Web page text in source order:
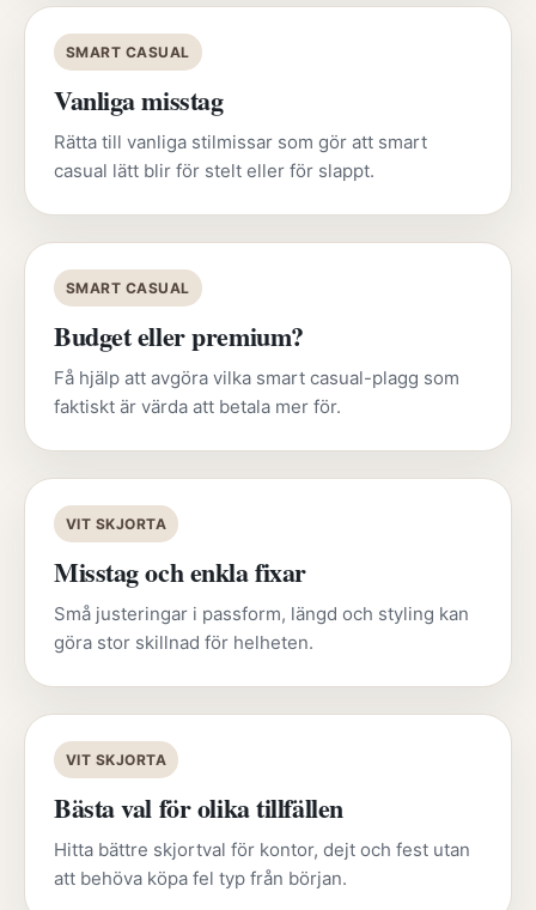
SMART CASUAL
Vanliga misstag
Rätta till vanliga stilmissar som gör att smart
casual lätt blir för stelt eller för slappt.
SMART CASUAL
Budget eller premium?
Få hjälp att avgöra vilka smart casual-plagg som
faktiskt är värda att betala mer för.
VIT SKJORTA
Misstag och enkla fixar
Små justeringar i passform, längd och styling kan
göra stor skillnad för helheten.
VIT SKJORTA
Bästa val för olika tillfällen
Hitta bättre skjortval för kontor, dejt och fest utan
att behöva köpa fel typ från början.